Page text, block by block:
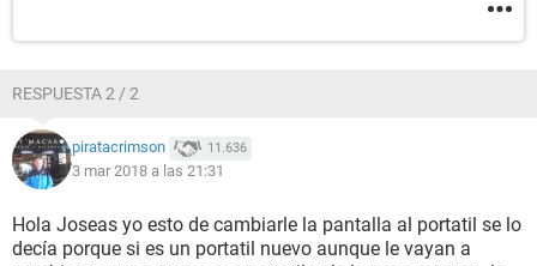
RESPUESTA 2 / 2
piratacrimson 11.636
3 mar 2018 a las 21:31
Hola Joseas yo esto de cambiarle la pantalla al portatil se lo
decía porque si es un portatil nuevo aunque le vayan a